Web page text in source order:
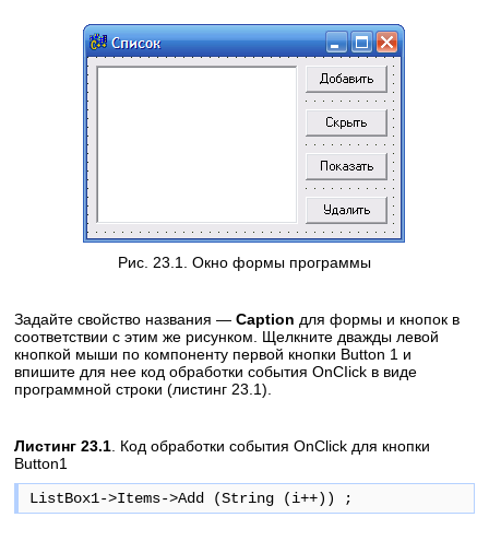
Рис. 23.1. Окно формы программы
Задайте свойство названия —Caption для формы и кнопок в
соответствии с этим же рисунком. Щелкните дважды левой
кнопкой мыши по компоненту первой кнопки Button 1 и
впишите для нее код обработки события OnCIick в виде
программной строки (листинг 23.1).
Листинг 23.1 . Код обработки события OnClick для кнопки
Button1
ListBox1->Items->Add (String (i++)) ;